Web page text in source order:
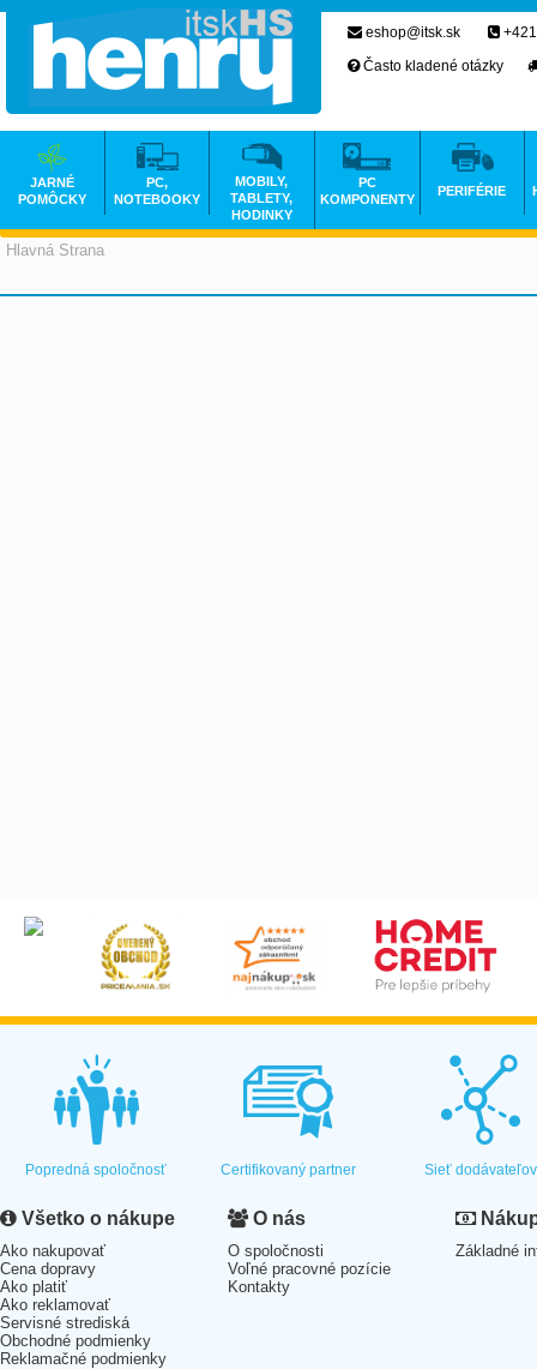
Hlavná Strana
eshop@itsk.sk
Často kladené otázky
JARNÉ
POMÔCKY
PC,
NOTEBOOKY
MOBILY,
TABLETY,
HODINKY
PC
KOMPONENTY
PERIFÉRIE
Popredná spoločnosť Certifikovaný partner Sieť dodávateľov
Všetko o nákupe
Ako nakupovať
Cena dopravy
Ako platiť
Ako reklamovať
Servisné strediská
Obchodné podmienky
Reklamačné podmienky
O nás
O spoločnosti
Voľné pracovné pozície
Kontakty
Základné